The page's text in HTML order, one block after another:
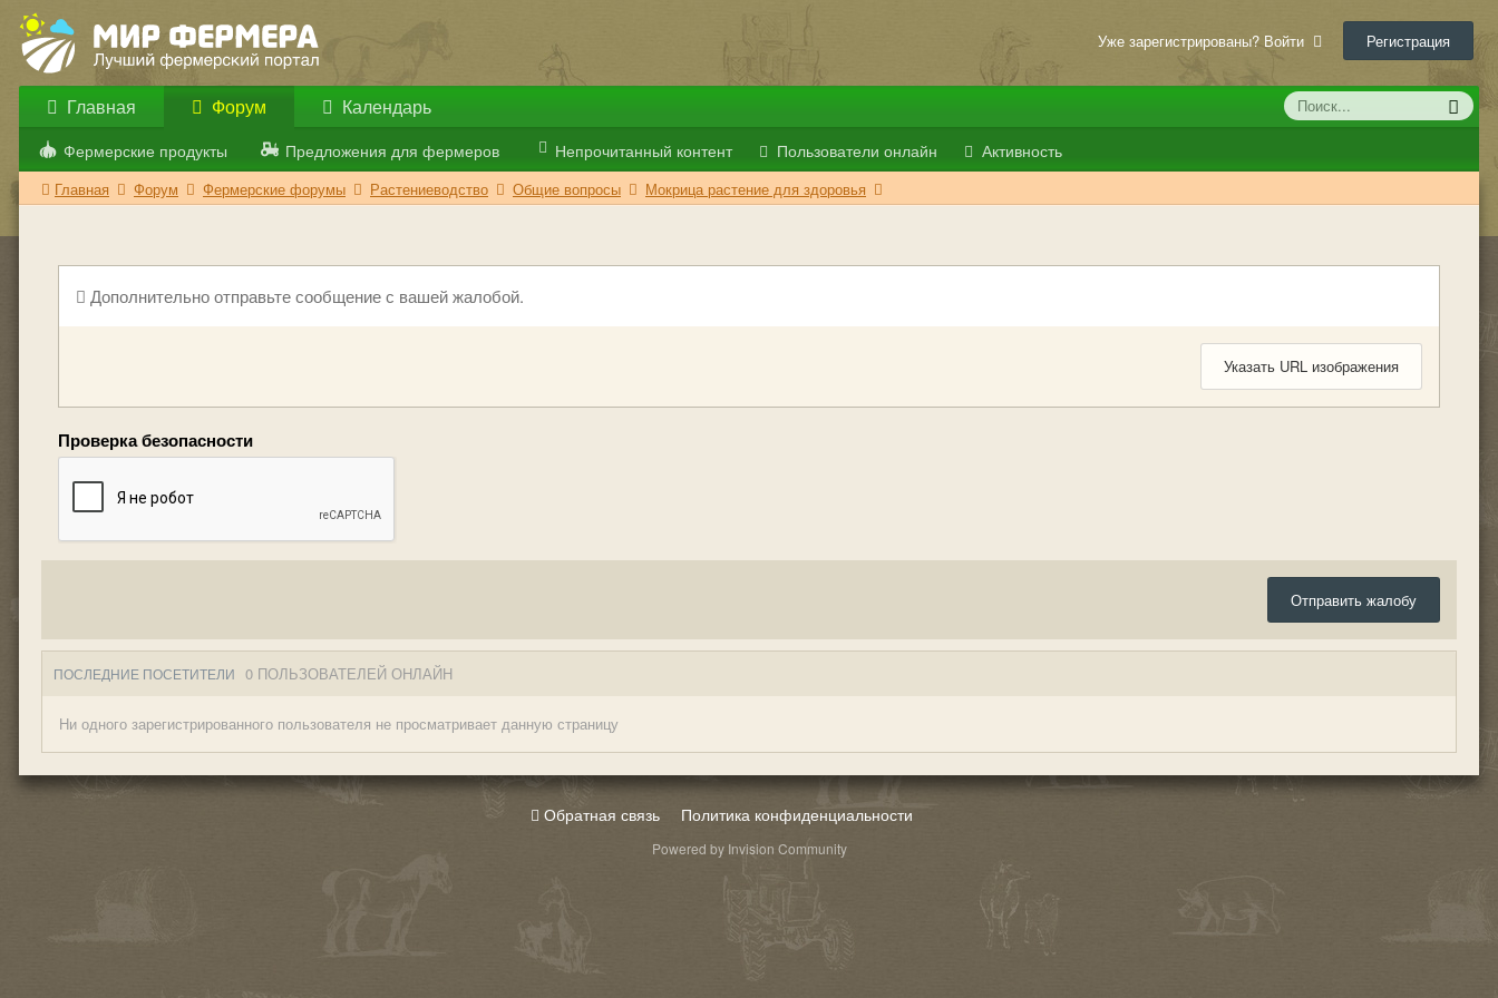
Уже зарегистрированы? Войти Регистрация
Главная Форум
Фермерские продукты Предложения для фермеров Непрочитанный контент Пользователи онлайн Активность
Календарь
Главная Форум Фермерские форумы Растениеводство Общие вопросы Мокрица растение для здоровья
Дополнительно отправьте сообщение с вашей жалобой.
Указать URL изображения
Проверка безопасности
Отправить жалобу
ПОСЛЕДНИЕ ПОСЕТИТЕЛИ 0 ПОЛЬЗОВАТЕЛЕЙ ОНЛАЙН
Ни одного зарегистрированного пользователя не просматривает данную страницу
Обратная связь Политика конфиденциальности
Powered by Invision Community